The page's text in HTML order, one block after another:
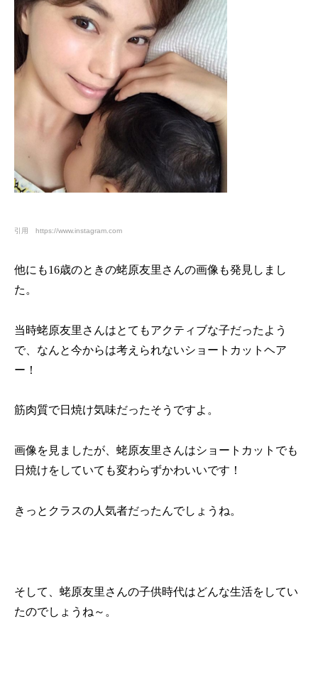
引用 https://www.instagram.com
他にも16歳のときの蛯原友里さんの画像も発見しまし
た。
当時蛯原友里さんはとてもアクティブな子だったよう
で、なんと今からは考えられないショートカットヘア
ー！
筋肉質で日焼け気味だったそうですよ。
画像を見ましたが、蛯原友里さんはショートカットでも
日焼けをしていても変わらずかわいいです！
きっとクラスの人気者だったんでしょうね。
そして、蛯原友里さんの子供時代はどんな生活をしてい
たのでしょうね～。